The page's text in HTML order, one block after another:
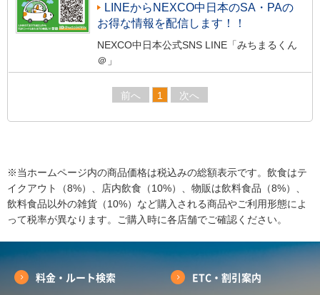
LINEからNEXCO中日本のSA・PAの
お得な情報を配信します！！
NEXCO中日本公式SNS LINE「みちまるくん
＠」
前へ 1 次へ
※当ホームページ内の商品価格は税込みの総額表示です。飲食はテ
イクアウト（8%）、店内飲食（10%）、物販は飲料食品（8%）、
飲料食品以外の雑貨（10%）など購入される商品やご利用形態によ
って税率が異なります。ご購入時に各店舗でご確認ください。
料金・ルート検索 ETC・割引案内